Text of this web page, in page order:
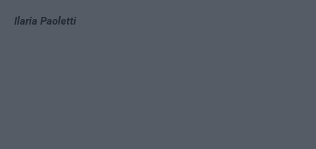
Ilaria Paoletti